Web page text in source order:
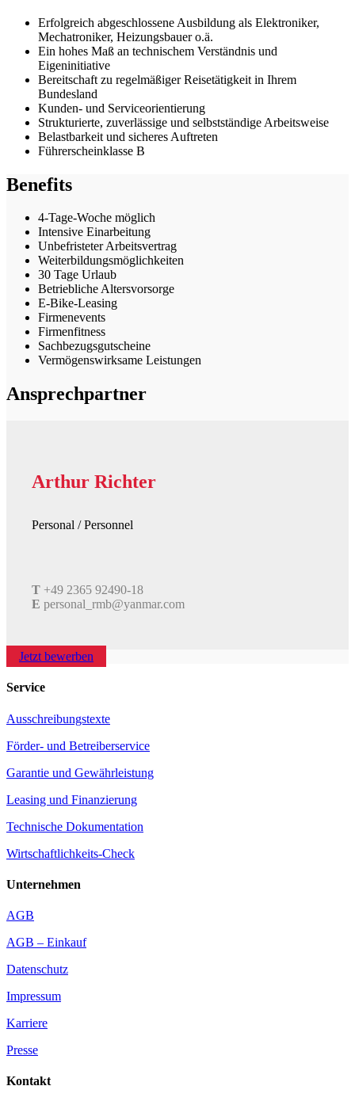
Erfolgreich abgeschlossene Ausbildung als Elektroniker,
Mechatroniker, Heizungsbauer o.ä.
Ein hohes Maß an technischem Verständnis und
Eigeninitiative
Bereitschaft zu regelmäßiger Reisetätigkeit in Ihrem
Bundesland
Kunden- und Serviceorientierung
Strukturierte, zuverlässige und selbstständige Arbeitsweise
Belastbarkeit und sicheres Auftreten
Führerscheinklasse B
Benefits
4-Tage-Woche möglich
Intensive Einarbeitung
Unbefristeter Arbeitsvertrag
Weiterbildungsmöglichkeiten
30 Tage Urlaub
Betriebliche Altersvorsorge
E-Bike-Leasing
Firmenevents
Firmenfitness
Sachbezugsgutscheine
Vermögenswirksame Leistungen
Ansprechpartner
Arthur Richter
Personal / Personnel
T +49 2365 92490-18
E personal_rmb@yanmar.com
Jetzt bewerben
Service
Ausschreibungstexte
Förder- und Betreiberservice
Garantie und Gewährleistung
Leasing und Finanzierung
Technische Dokumentation
Wirtschaftlichkeits-Check
Unternehmen
AGB
AGB – Einkauf
Datenschutz
Impressum
Karriere
Presse
Kontakt